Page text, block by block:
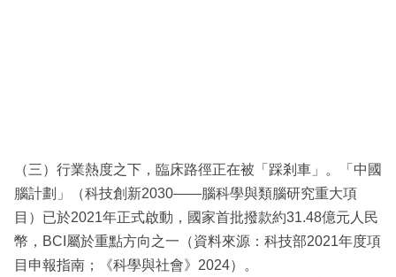
（三）行業熱度之下，臨床路徑正在被「踩剎車」。「中國
腦計劃」（科技創新2030——腦科學與類腦研究重大項
目）已於2021年正式啟動，國家首批撥款約31.48億元人民
幣，BCI屬於重點方向之一（資料來源：科技部2021年度項
目申報指南；《科學與社會》2024）。